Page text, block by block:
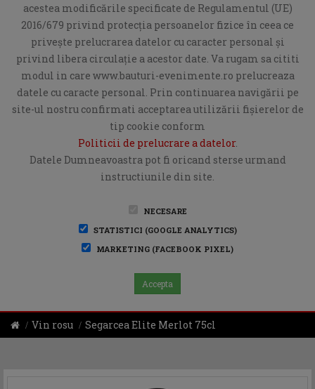
acestea modificările specificate de Regulamentul (UE)
2016/679 privind protecția persoanelor fizice în ceea ce
privește prelucrarea datelor cu caracter personal și
privind libera circulație a acestor date. Va rugam sa cititi
modul in care www.bauturi-evenimente.ro prelucreaza
datele cu caracte personal. Prin continuarea navigării pe
site-ul nostru confirmati acceptarea utilizării fişierelor de
tip cookie conform
Politicii de prelucrare a datelor.
Datele Dumneavoastra pot fi oricand sterse urmand
instructiunile din site.
NECESARE
STATISTICI (GOOGLE ANALYTICS)
MARKETING (FACEBOOK PIXEL)
Accepta
Vin rosu Segarcea Elite Merlot 75cl